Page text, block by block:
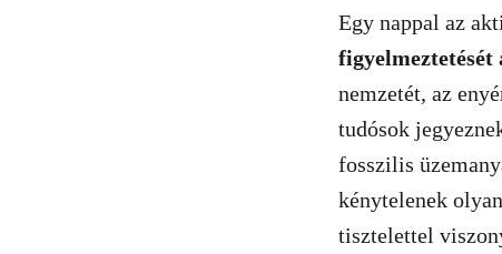
Egy nappal az
figyelmeztetését
nemzetét, az
tudósok
fosszilis
kénytelenek
tisztelettel